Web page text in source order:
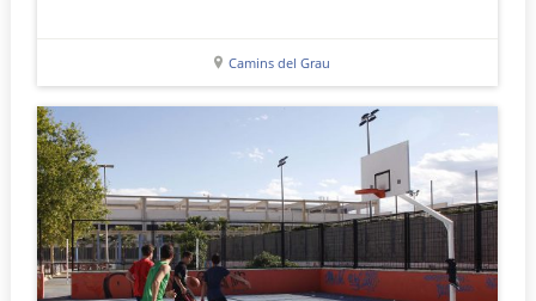
Camins del Grau